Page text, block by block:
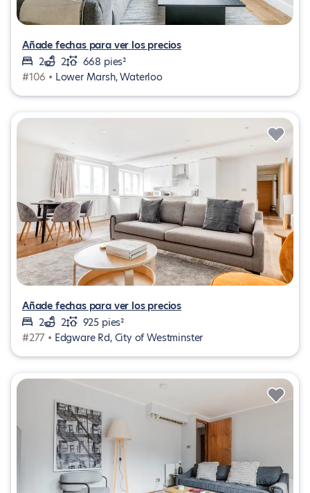
Añade fechas para ver los precios
2
2
668 pies²
#106 • Lower Marsh, Waterloo
Añade fechas para ver los precios
2
2
925 pies²
#277 • Edgware Rd, City of Westminster